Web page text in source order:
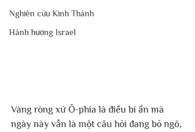
Nghiên cứu Kinh Thánh
Hành hương Israel
Vàng ròng xứ Ô-phia là điều bí ẩn mà
ngày này vẫn là một câu hỏi đang bỏ ngõ,